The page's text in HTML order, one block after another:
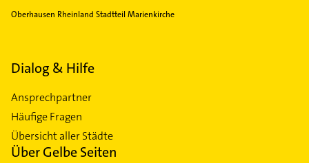
Oberhausen Rheinland Stadtteil Marienkirche
Dialog & Hilfe
Ansprechpartner
Häufige Fragen
Übersicht aller Städte
Über Gelbe Seiten